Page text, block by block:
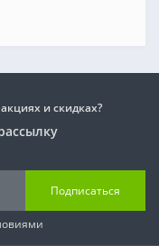
и скидках?
Подписаться